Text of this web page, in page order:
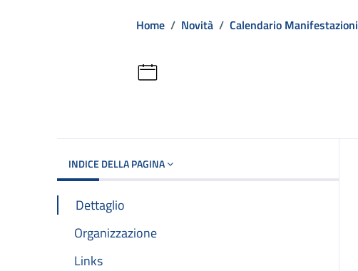
Home / Novità / Calendario Manifestazioni
INDICE DELLA PAGINA
Dettaglio
Organizzazione
Links